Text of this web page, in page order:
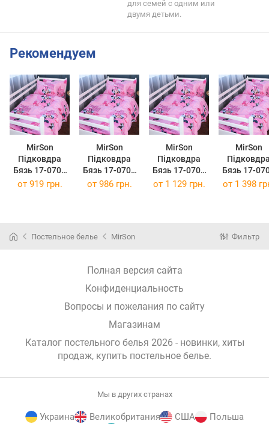
для семей с одним или
двумя детьми.
Рекомендуем
MirSon
Підковдра
Бязь 17-0703
Hello Minnie
MirSon
Підковдра
Бязь 17-0703
Hello Minnie
MirSon
Підковдра
Бязь 17-0703
Hello Minnie
MirSon
Бязь 17-
Hello
от 919 грн. от 986 грн. от 1 129 грн. от 1 398
Постельное белье MirSon Фильтр
Полная версия сайта
Конфиденциальность
Вопросы и пожелания по сайту
Магазинам
Каталог постельного белья 2026 - новинки, хиты
продаж, купить постельное белье.
Мы в других странах
Украина Великобритания США
Польша